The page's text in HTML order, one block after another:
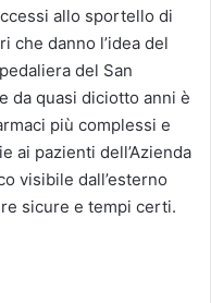
allo sportello di
che danno l’idea del
del San
da quasi diciotto anni è
più complessi e
ai pazienti dell’Azienda
visibile dall’esterno
sicure e tempi certi.